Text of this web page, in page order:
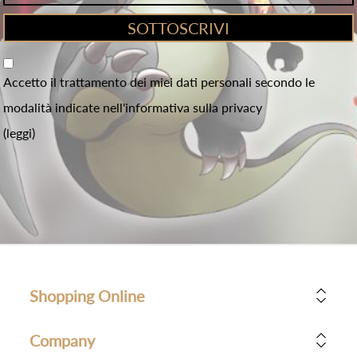
Accetto il trattamento dei miei dati personali secondo le
modalità indicate nell'informativa sulla privacy
(leggi)
Shopping Online
Company